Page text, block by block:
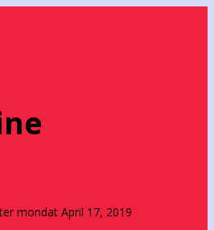
mondat April 17, 2019